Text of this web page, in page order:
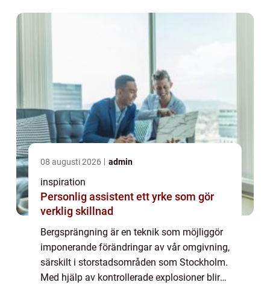
08 augusti 2026 admin
inspiration
Personlig assistent ett yrke som gör
verklig skillnad
Bergsprängning är en teknik som möjliggör
imponerande förändringar av vår omgivning,
särskilt i storstadsområden som Stockholm.
Med hjälp av kontrollerade explosioner blir